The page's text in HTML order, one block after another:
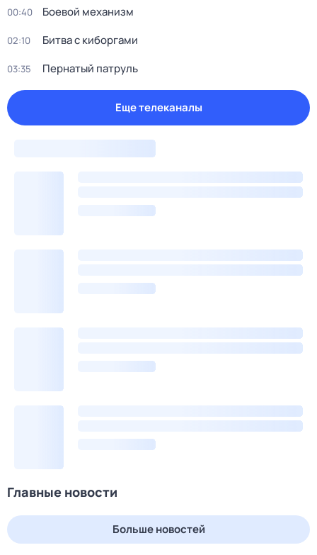
00:40 Боевой механизм
02:10 Битва с киборгами
03:35 Пернатый патруль
Еще телеканалы
Главные новости
Больше новостей